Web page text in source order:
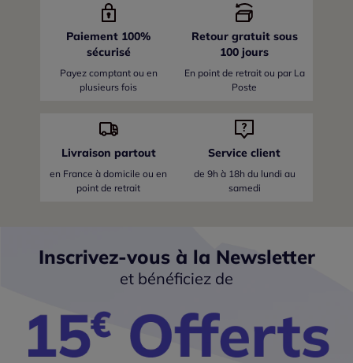
Paiement 100%
sécurisé
Payez comptant ou en
plusieurs fois
Retour gratuit sous
100 jours
En point de retrait ou par La
Poste
Livraison partout
en France à domicile ou en
point de retrait
Service client
de 9h à 18h du lundi au
samedi
Inscrivez-vous à la Newsletter
et bénéficiez de